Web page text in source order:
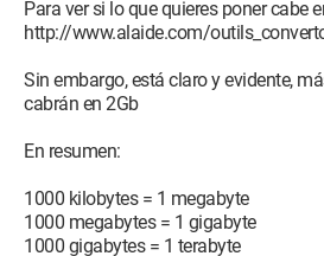
Para ver si lo que quieres poner cabe
http://www.alaide.com/
Sin embargo, está claro y evidente,
cabrán en 2Gb
En resumen:
1000 kilobytes = 1 megabyte
1000 megabytes = 1 gigabyte
1000 gigabytes = 1 terabyte